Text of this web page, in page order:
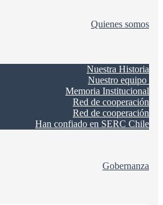
Quienes somos
Nuestra Historia
Nuestro equipo
Memoria Institucional
Red de cooperación
Red de cooperación
Han confiado en SERC Chile
Gobernanza